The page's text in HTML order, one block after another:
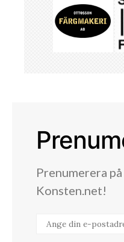
Prenumerera
Konsten.net!